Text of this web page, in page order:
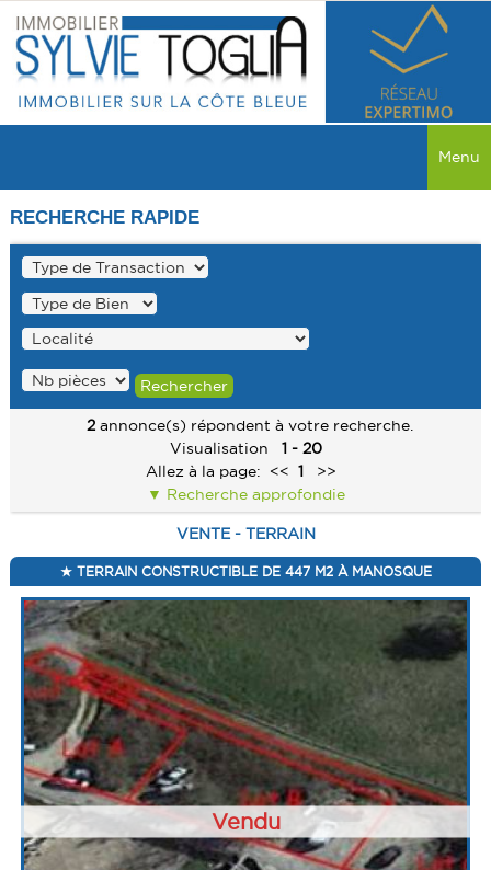
Menu
ACCUEIL
VENTES
TOUTES LES VENTES
MAISON
APPARTEMENT
COMMERCE
CABANON
LOCATIONS
MAISON
APPARTEMENT
CABANON
MAISON
RECHERCHER
ESTIMATION
CALCULETTE
CONTACT
RECHERCHE RAPIDE
2 annonce(s) répondent à votre recherche.
Visualisation
1 - 20
Allez à la page: << 1
>>
Recherche approfondie
VENTE - TERRAIN
TERRAIN CONSTRUCTIBLE DE 447 M2 À MANOSQUE
Vendu